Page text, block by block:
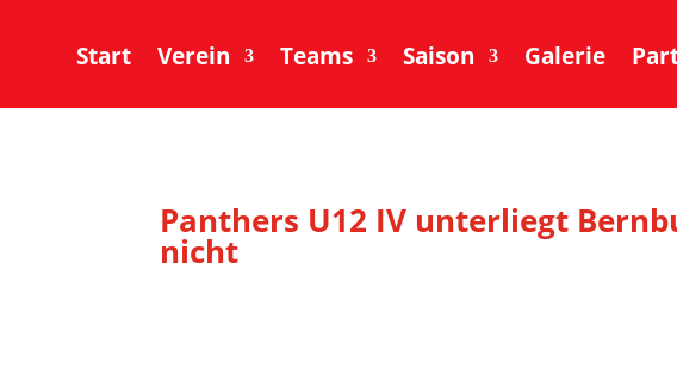
Start Verein Teams Saison Galerie
Panthers U12 IV unterliegt
nicht